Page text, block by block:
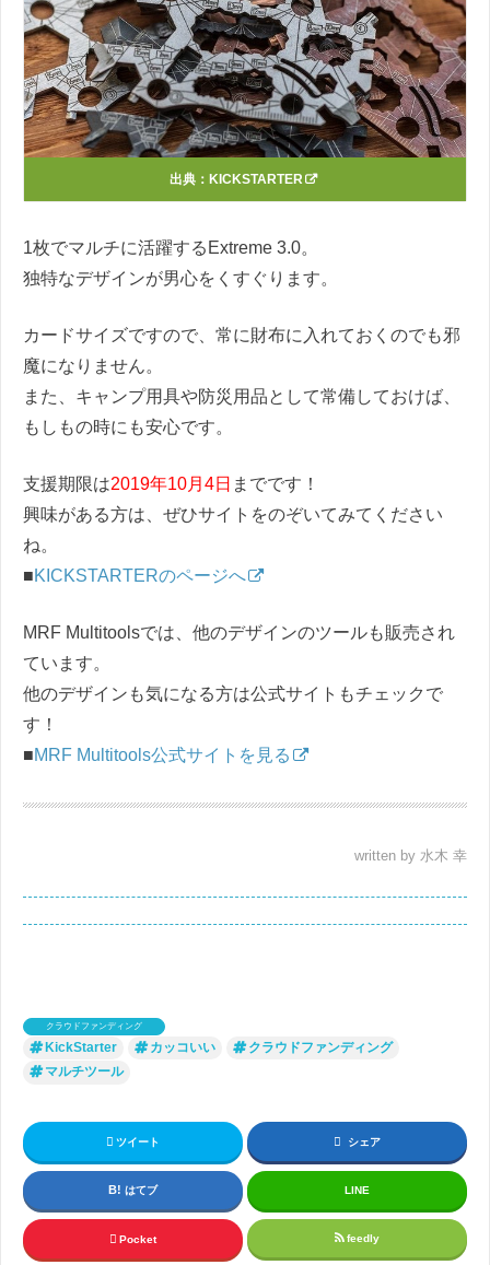
出典： KICKSTARTER
1枚でマルチに活躍するExtreme 3.0。
独特なデザインが男心をくすぐります。
カードサイズですので、常に財布に入れておくのでも邪
魔になりません。
また、キャンプ用具や防災用品として常備しておけば、
もしもの時にも安心です。
支援期限は2019年10月4日 までです！
興味がある方は、ぜひサイトをのぞいてみてください
ね。
■KICKSTARTERのページへ
MRF Multitoolsでは、他のデザインのツールも販売され
ています。
他のデザインも気になる方は公式サイトもチェックで
す！
■MRF Multitools公式サイトを見る
written by 水木 幸
クラウドファンディング
KickStarter カッコいい
クラウドファンディング
マルチツール
ツイート シェア
はてブ LINE
Pocket feedly